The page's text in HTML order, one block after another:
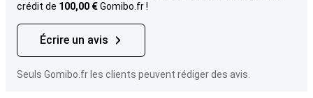
crédit de 100,00 €Gomibo.fr !
Écrire un avis
Seuls Gomibo.fr les clients peuvent rédiger des avis.